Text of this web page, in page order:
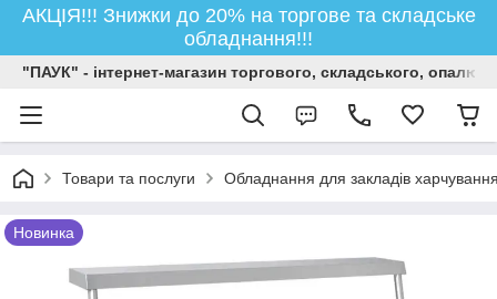
АКЦІЯ!!! Знижки до 20% на торгове та складське
обладнання!!!
"ПАУК" - інтернет-магазин торгового, складського,
Товари та послуги Обладнання для закладів
Новинка